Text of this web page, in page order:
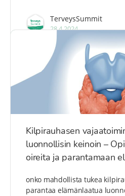
TerveysSummit
28.4.2024
Kilpirauhasen
luonnollisin keinoin –
oireita ja parantamaan
onko mahdollista tukea
parantaa elämänlaatua